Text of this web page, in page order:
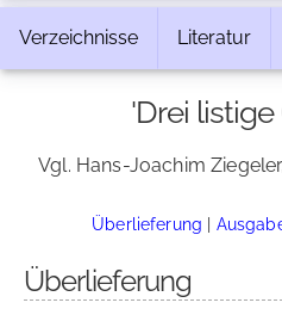
Verzeichnisse Literatur
'Drei
Vgl. Hans-Joachim
Überlieferung |
Überlieferung